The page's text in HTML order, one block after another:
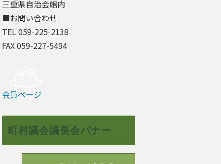
三重県自治会館内
■お問い合わせ
TEL 059-225-2138
FAX 059-227-5494
会員ページ
町村議会議長会バナー